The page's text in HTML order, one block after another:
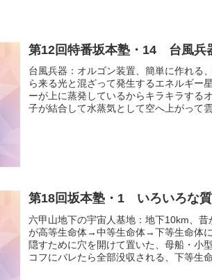
第12回特番坂本塾・14 台風
台風兵器：オルゴン装置、簡単に作れる
ら来る光と混ざって発生するエネルギー
ーが上に蒸発しているからキラキラする
子が結合して水蒸気として空へ上がって
第18回坂本塾・1 いろいろな
六甲山地下の宇宙人基地：地下10km、
が高等生命体→中等生命体→下等生命体
隠すために穴を開けて置いた、母船・小
コフにバレたら全部没収される、下等生